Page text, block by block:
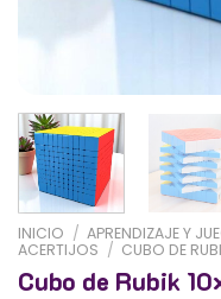
INICIO / APRENDIZAJE Y
ACERTIJOS / CUBO DE
Cubo de Rubik